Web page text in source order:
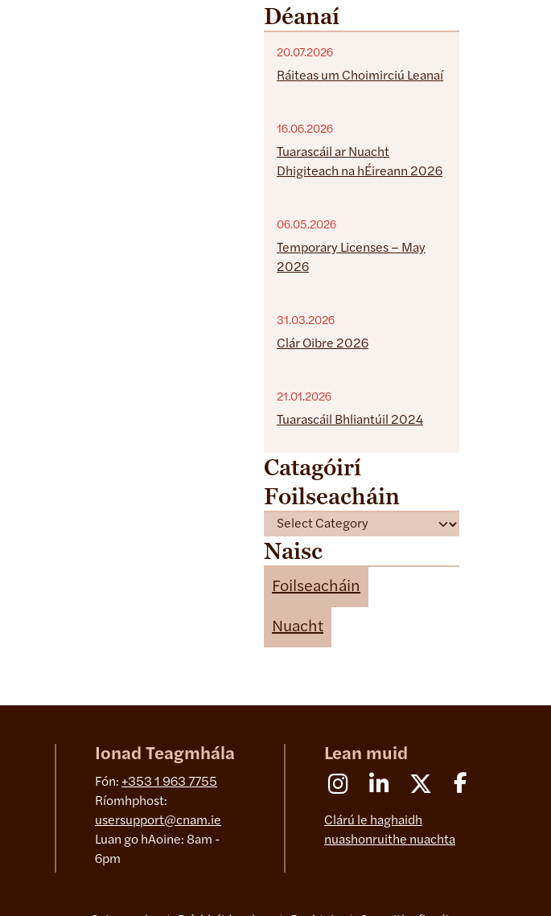
g
Déanaí
20.07.2026
Ráiteas um Choimirciú Leanaí
16.06.2026
Tuarascáil ar Nuacht
Dhigiteach na hÉireann 2026
06.05.2026
Temporary Licenses – May
2026
31.03.2026
Clár Oibre 2026
21.01.2026
Tuarascáil Bhliantúil 2024
Catagóirí
Foilseacháin
a
t
Naisc
Foilseacháin
Nuacht
Ionad Teagmhála
Fón: +353 1 963 7755
Ríomhphost:
usersupport@cnam.ie
Luan go hAoine: 8am -
6pm
Lean muid
InstagramLinkedin X (Formerly Twitter)
Clárú le haghaidh
nuashonruithe nuachta